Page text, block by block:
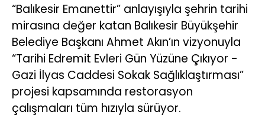
“Balıkesir Emanettir” anlayışıyla şehrin tarihi
mirasına değer katan Balıkesir Büyükşehir
Belediye Başkanı Ahmet Akın’ın vizyonuyla
“Tarihi Edremit Evleri Gün Yüzüne Çıkıyor -
Gazi İlyas Caddesi Sokak Sağlıklaştırması”
projesi kapsamında restorasyon
çalışmaları tüm hızıyla sürüyor.